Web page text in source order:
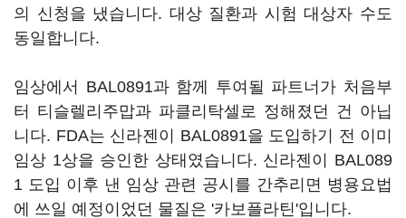
의 신청을 냈습니다. 대상 질환과 시험 대상자 수도
동일합니다.
임상에서 BAL0891과 함께 투여될 파트너가 처음부
터 티슬렐리주맙과 파클리탁셀로 정해졌던 건 아닙
니다. FDA는 신라젠이 BAL0891을 도입하기 전 이미
임상 1상을 승인한 상태였습니다. 신라젠이 BAL089
1 도입 이후 낸 임상 관련 공시를 간추리면 병용요법
에 쓰일 예정이었던 물질은 '카보플라틴'입니다.